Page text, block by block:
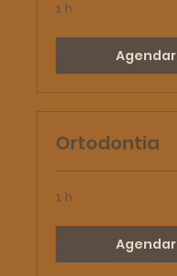
1 h
Agendar
Ortodontia
1 h
Agendar